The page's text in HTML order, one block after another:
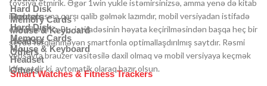
Hard Disk
Memory Cards
Mouse & Keyboard
Headset
Others
Smart Watches & Fitness Trackers
Routers
Hard Disk
Memory Cards
Mouse & Keyboard
Headset
Others
tövsiyə etmirik. Əgər 1win yukle istəmirsinizsə, amma yenə də kitab
istehsalçısına qarşı qalib gəlmək lazımdır, mobil versiyadan istifadə
edə bilərsiniz. Bu, istifadəsinin həyata keçirilməsindən başqa heç bir
şeydə fərqlənməyən smartfonla optimallaşdırılmış saytdır. Rəsmi
vebsayta brauzer vasitəsilə daxil olmaq və mobil versiyaya keçmək
kifayətdir ki, avtomatik olaraq hazır olsun.